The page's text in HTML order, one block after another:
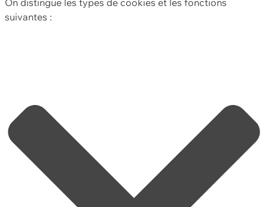
suivantes :